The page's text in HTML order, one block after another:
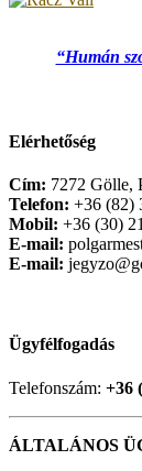
“Humán
Elérhetőség
Cím: 7272 Gölle,
Telefon: +36 (82)
Mobil: +36 (30)
E-mail:
E-mail:
Ügyfélfogadás
Telefonszám: +36
ÁLTALÁNOS